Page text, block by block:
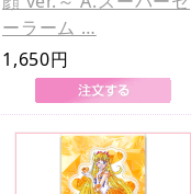
ーラーム …
1,650円